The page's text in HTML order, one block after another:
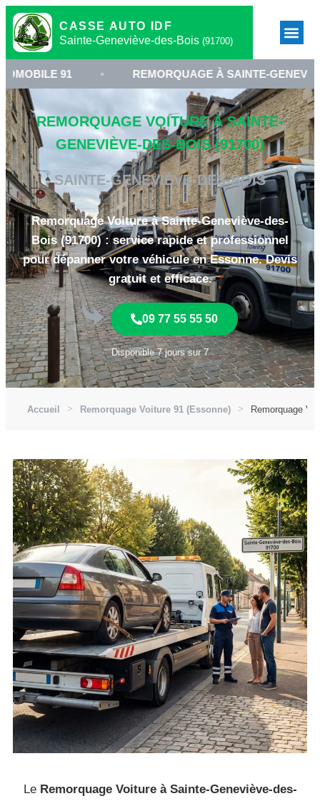
CASSE AUTO IDF
Sainte-Geneviève-des-Bois (91700)
• REMORQUAGE À SAINTE-GENEVIÈVE-DES-
REMORQUAGE VOITURE À SAINTE-
GENEVIÈVE-DES-BOIS (91700)
SAINTE-GENEVIÈVE-DES-BOIS
Remorquage Voiture à Sainte-Geneviève-des-
Bois (91700) : service rapide et professionnel
pour dépanner votre véhicule en Essonne. Devis
gratuit et efficace.
09 77 55 55 50
Disponible 7 jours sur 7
Accueil Remorquage Voiture 91 (Essonne) Remorquage
Le Remorquage Voiture à Sainte-Geneviève-des-